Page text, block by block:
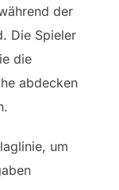
der
Die Spieler
die
abdecken
um